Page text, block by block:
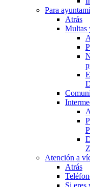
Para
Atrás
Multas
Atención a
Atrás